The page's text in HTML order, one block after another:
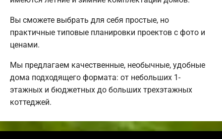
Вы сможете выбрать для себя простые, но
практичные типовые планировки проектов с фото и
ценами.
Мы предлагаем качественные, необычные, удобные
дома подходящего формата: от небольших 1-
этажных и бюджетных до больших трехэтажных
коттеджей.